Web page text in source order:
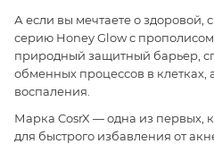
А если вы мечтаете о
серию Honey Glow с
природный защитный барьер,
обменных процессов в клетках,
воспаления.
Марка CosrX — одна из первых,
для быстрого избавления от